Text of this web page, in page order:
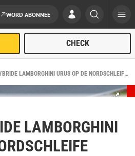
WORD ABONNEE
PLUG-IN HYBRIDE LAMBORGHINI URUS OP DE NORDSCHLEIFE - AUTOWEEK.NL
LAMBORGHINI